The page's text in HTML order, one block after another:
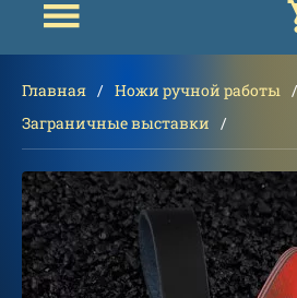
Главная
Ножи ручной работы
Заграничные выставки